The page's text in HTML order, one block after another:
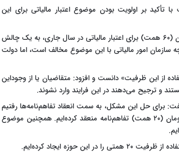
تأکید بر اولویت بودن موضوع اعتبار مالیاتی برای این
وی با بیان برآورد دولت برای تخصیص۶۰ هزار میلیارد تومان (۶۰ همت) برای اعتبار مالیاتی در سال جاری، به یک چالش
سازمان امور مالیاتی با این موضوع مخالف است، اما دولت
از این ظرفیت» دانست و افزود: متقاضیان یا از وجوداین
و ترجیح می‌دهند در این فرایند وارد نشوند.
برای حل این مشکل، به سمت انعقاد تفاهم‌نامه‌ها رفتیم
و تنهابرای مواد (۱۱) و (۱۳) قانون، حدود ۲۰ هزار میلیارد تومان (۲۰ همت) تفاهم‌نامه منعقد کرده‌ایم. همچنین موضوع
حوزه ایجاد کرده‌ایم.